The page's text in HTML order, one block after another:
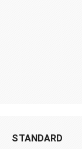
STANDARD